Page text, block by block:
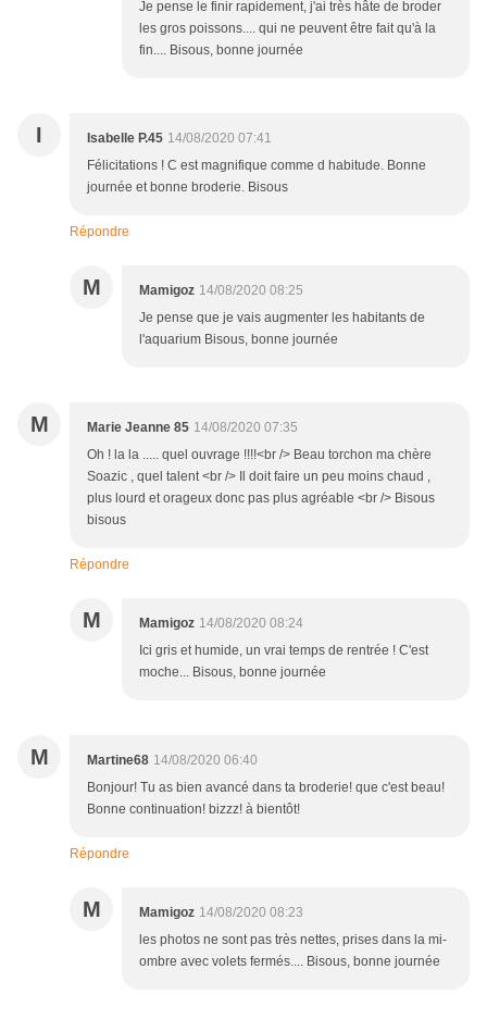
Je pense le finir rapidement, j'ai très hâte de broder
les gros poissons.... qui ne peuvent être fait qu'à la
fin.... Bisous, bonne journée
I Isabelle P.45 14/08/2020 07:41
Félicitations ! C est magnifique comme d habitude. Bonne
journée et bonne broderie. Bisous
Répondre
M Mamigoz 14/08/2020 08:25
Je pense que je vais augmenter les habitants de
l'aquarium Bisous, bonne journée
M Marie Jeanne 85 14/08/2020 07:35
Oh ! la la ..... quel ouvrage !!!!<br /> Beau torchon ma chère
Soazic , quel talent <br /> Il doit faire un peu moins chaud ,
plus lourd et orageux donc pas plus agréable <br /> Bisous
bisous
Répondre
M Mamigoz 14/08/2020 08:24
Ici gris et humide, un vrai temps de rentrée ! C'est
moche... Bisous, bonne journée
M Martine68 14/08/2020 06:40
Bonjour! Tu as bien avancé dans ta broderie! que c'est beau!
Bonne continuation! bizzz! à bientôt!
Répondre
M Mamigoz 14/08/2020 08:23
les photos ne sont pas très nettes, prises dans la mi-
ombre avec volets fermés.... Bisous, bonne journée